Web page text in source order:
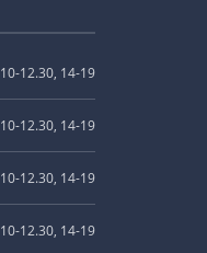
10-12.30, 14-19
10-12.30, 14-19
10-12.30, 14-19
10-12.30, 14-19